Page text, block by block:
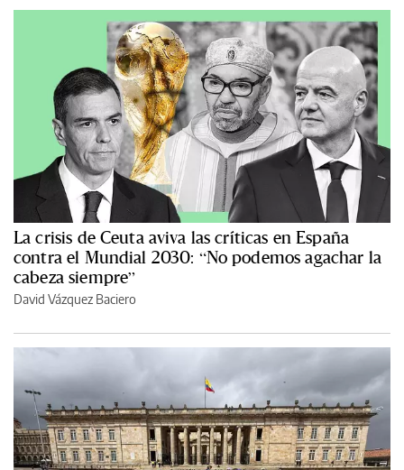
La crisis de Ceuta aviva las críticas en España
contra el Mundial 2030: “No podemos agachar la
cabeza siempre”
David Vázquez Baciero